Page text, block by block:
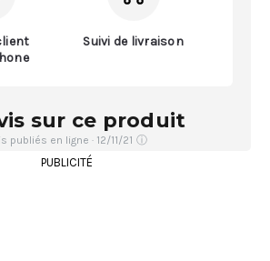
Suivi de livraison
sur ce produit
publiés en ligne · 12/11/21 ⓘ
PUBLICITÉ